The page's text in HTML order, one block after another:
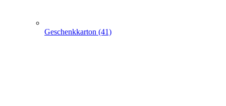
Geschenkkarton (41)